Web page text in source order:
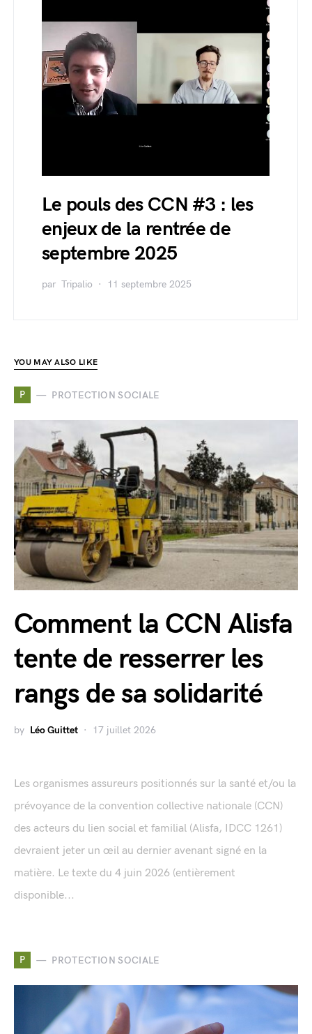
Le pouls des CCN #3 : les
enjeux de la rentrée de
septembre 2025
par Tripalio 11 septembre 2025
YOU MAY ALSO LIKE
P PROTECTION SOCIALE
Comment la CCN Alisfa
tente de resserrer les
rangs de sa solidarité
by Léo Guittet 17 juillet 2026
Les organismes assureurs positionnés sur la santé et/ou la
prévoyance de la convention collective nationale (CCN)
des acteurs du lien social et familial (Alisfa, IDCC 1261)
devraient jeter un œil au dernier avenant signé en la
matière. Le texte du 4 juin 2026 (entièrement
disponible...
P PROTECTION SOCIALE